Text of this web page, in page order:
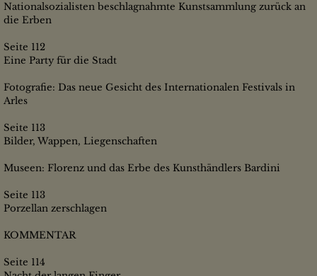
Nationalsozialisten beschlagnahmte Kunstsammlung zurück an
die Erben
Seite 112
Eine Party für die Stadt
Fotografie: Das neue Gesicht des Internationalen Festivals in
Arles
Seite 113
Bilder, Wappen, Liegenschaften
Museen: Florenz und das Erbe des Kunsthändlers Bardini
Seite 113
Porzellan zerschlagen
KOMMENTAR
Seite 114